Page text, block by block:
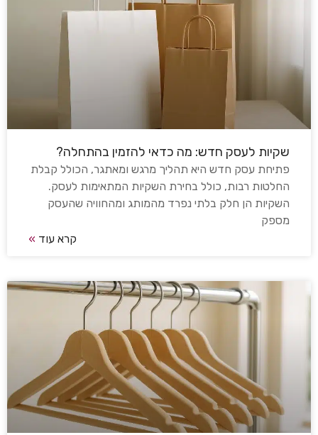
שקיות לעסק חדש: מה כדאי להזמין בהתחלה?
פתיחת עסק חדש היא תהליך מרגש ומאתגר, הכולל קבלת
החלטות רבות, כולל בחירת השקיות המתאימות לעסק.
השקיות הן חלק בלתי נפרד מהמותג ומהחוויה שהעסק
מספק
קרא עוד »